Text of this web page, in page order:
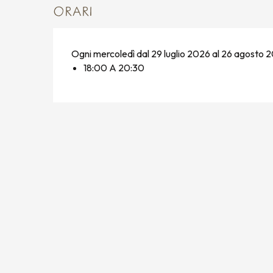
ORARI
Ogni mercoledì dal 29 luglio 2026 al 26 agosto
18:00 A 20:30